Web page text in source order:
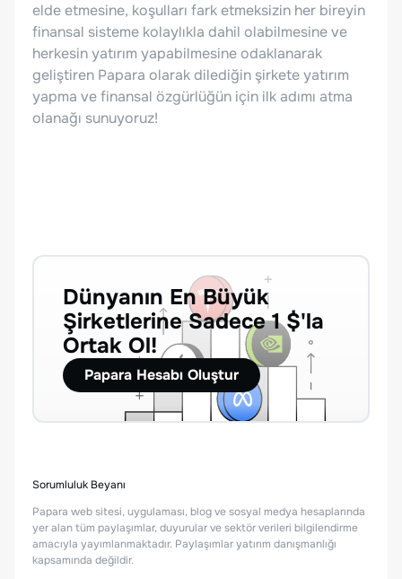
elde etmesine, koşulları fark etmeksizin her bireyin
finansal sisteme kolaylıkla dahil olabilmesine ve
herkesin yatırım yapabilmesine odaklanarak
geliştiren Papara olarak dilediğin şirkete yatırım
yapma ve finansal özgürlüğün için ilk adımı atma
olanağı sunuyoruz!
Dünyanın En Büyük
Şirketlerine Sadece 1 $'la
Ortak Ol!
Papara Hesabı Oluştur
Sorumluluk Beyanı
Papara web sitesi, uygulaması, blog ve sosyal medya hesaplarında
yer alan tüm paylaşımlar, duyurular ve sektör verileri bilgilendirme
amacıyla yayımlanmaktadır. Paylaşımlar yatırım danışmanlığı
kapsamında değildir.